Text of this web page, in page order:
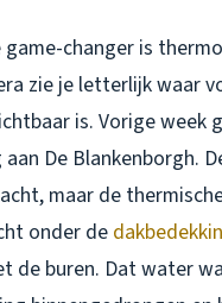
game-changer is
zie je letterlijk waar
is. Vorige week
De Blankenborgh.
maar de
onder de
de buren. Dat water